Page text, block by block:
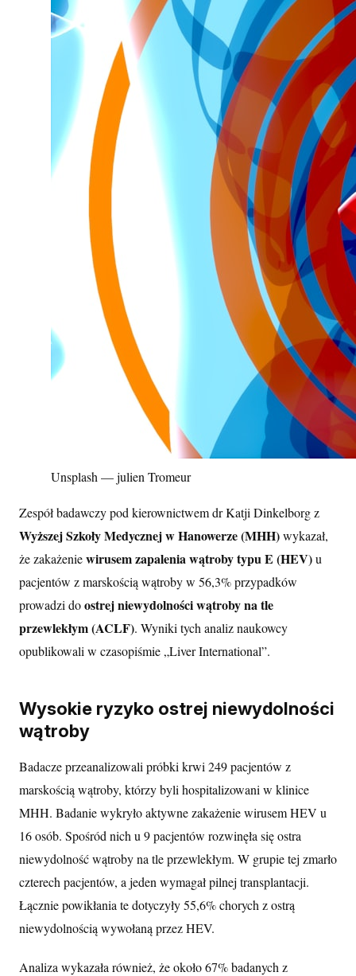
Unsplash — julien Tromeur
Zespół badawczy pod kierownictwem dr Katji Dinkelborg z
Wyższej Szkoły Medycznej w Hanowerze (MHH)wykazał,
że zakażeniewirusem zapalenia wątroby typu E (HEV)u
pacjentów z marskością wątroby w 56,3% przypadków
prowadzi doostrej niewydolności wątroby na tle
przewlekłym (ACLF). Wyniki tych analiz naukowcy
opublikowali w czasopiśmie „Liver International”.
Wysokie ryzyko ostrej niewydolności
wątroby
Badacze przeanalizowali próbki krwi 249 pacjentów z
marskością wątroby, którzy byli hospitalizowani w klinice
MHH. Badanie wykryło aktywne zakażenie wirusem HEV u
16 osób. Spośród nich u 9 pacjentów rozwinęła się ostra
niewydolność wątroby na tle przewlekłym. W grupie tej zmarło
czterech pacjentów, a jeden wymagał pilnej transplantacji.
Łącznie powikłania te dotyczyły 55,6% chorych z ostrą
niewydolnością wywołaną przez HEV.
Analiza wykazała również, że około 67% badanych z